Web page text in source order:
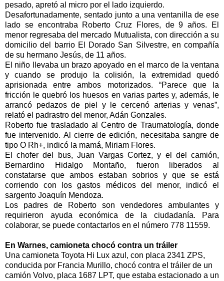
pesado, apretó al micro por el lado izquierdo.
Desafortunadamente, sentado junto a una ventanilla de ese
lado se encontraba Roberto Cruz Flores, de 9 años. El
menor regresaba del mercado Mutualista, con dirección a su
domicilio del barrio El Dorado San Silvestre, en compañía
de su hermano Jesús, de 11 años.
El niño llevaba un brazo apoyado en el marco de la ventana
y cuando se produjo la colisión, la extremidad quedó
aprisionada entre ambos motorizados. “Parece que la
fricción le quebró los huesos en varias partes y, además, le
arrancó pedazos de piel y le cercenó arterias y venas”,
relató el padrastro del menor, Adán Gonzales.
Roberto fue trasladado al Centro de Traumatología, donde
fue intervenido. Al cierre de edición, necesitaba sangre de
tipo O Rh+, indicó la mamá, Miriam Flores.
El chofer del bus, Juan Vargas Cortez, y el del camión,
Bernardino Hidalgo Montaño, fueron liberados al
constatarse que ambos estaban sobrios y que se está
corriendo con los gastos médicos del menor, indicó el
sargento Joaquín Mendoza.
Los padres de Roberto son vendedores ambulantes y
requirieron ayuda económica de la ciudadanía. Para
colaborar, se puede contactarlos en el número 778 11559.
En Warnes, camioneta chocó contra un tráiler
Una camioneta Toyota Hi Lux azul, con placa 2341 ZPS,
conducida por Francia Murillo, chocó contra el tráiler de un
camión Volvo, placa 1687 LPT, que estaba estacionado a un